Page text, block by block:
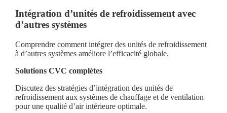
Intégration d’unités de refroidissement avec
d’autres systèmes
Comprendre comment intégrer des unités de refroidissement
à d’autres systèmes améliore l’efficacité globale.
Solutions CVC complètes
Discutez des stratégies d’intégration des unités de
refroidissement aux systèmes de chauffage et de ventilation
pour une qualité d’air intérieure optimale.